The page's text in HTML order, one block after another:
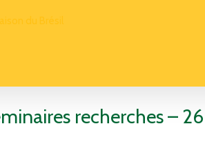
recherches –